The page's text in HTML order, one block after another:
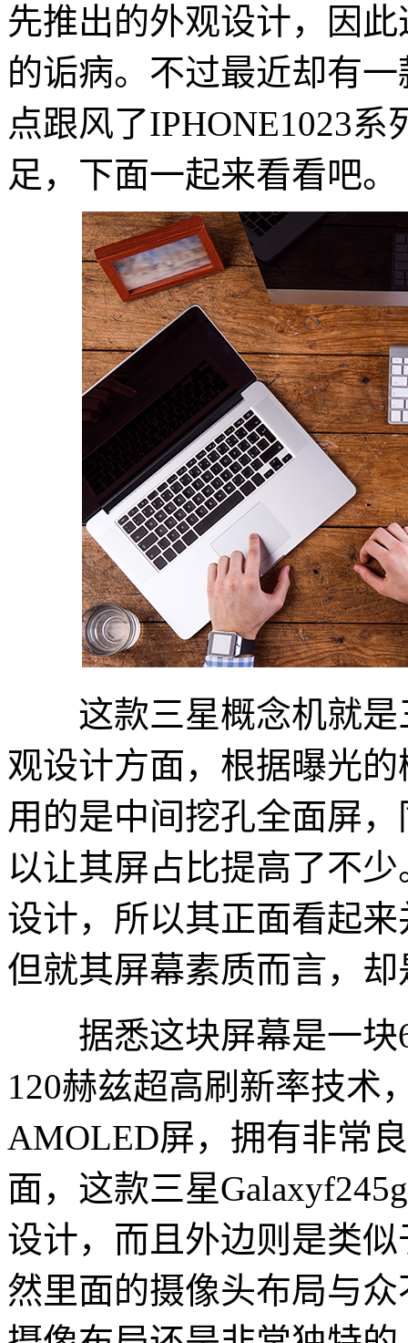
先推出的外观设计，因
的诟病。不过最近却有
点跟风了IPHONE1023
足，下面一起来看看吧。
这款三星概念机就是
观设计方面，根据曝光
用的是中间挖孔全面屏
以让其屏占比提高了不
设计，所以其正面看起
但就其屏幕素质而言，
据悉这块屏幕是一块
120赫兹超高刷新率技术
AMOLED屏，拥有非常
面，这款三星
设计，而且外边则是类
然里面的摄像头布局与